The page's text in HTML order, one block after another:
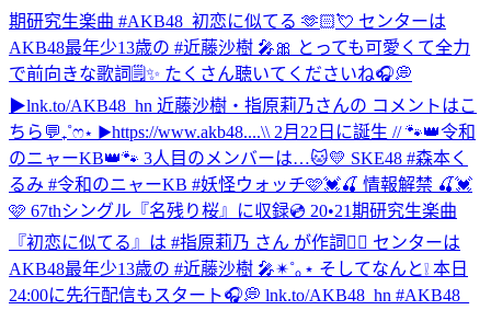
期研究生楽曲 #AKB48_初恋に似てる 🫶🏻💘 センターは
AKB48最年少13歳の #近藤沙樹 🎤🎀 とっても可愛くて全力
で前向きな歌詞🗒️✨ たくさん聴いてくださいね🎧💭
▶︎lnk.to/AKB48_hn 近藤沙樹・指原莉乃さんの コメントはこ
ちら💬₊˚ෆ⋆ ▶︎https://www.akb48....\\ 2月22日に誕生 // 🐾👑令和
のニャーKB👑🐾 3人目のメンバーは…🐱💛 SKE48 #森本く
るみ #令和のニャーKB #妖怪ウォッチ🩷💓🍒 情報解禁 🍒💓
🩷 67thシングル『名残り桜』に収録💿 20•21期研究生楽曲
『初恋に似てる』は #指原莉乃 さん が作詞✍🏻 センターは
AKB48最年少13歳の #近藤沙樹 🎤✴︎˚｡⋆ そしてなんと❕ 本日
24:00に先行配信もスタート🎧💭 lnk.to/AKB48_hn #AKB48_